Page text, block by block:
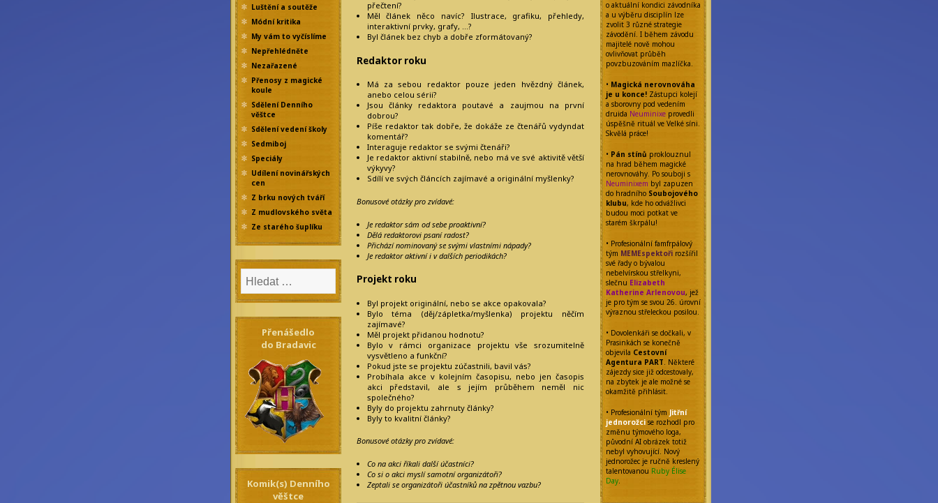
Luštění a soutěže
Módní kritika
My vám to vyčíslíme
Nepřehlédněte
Nezařazené
Přenosy z magické
koule
Sdělení Denního
věštce
Sdělení vedení školy
Sedmiboj
Speciály
Udílení novinářských
cen
Z brku nových tváří
Z mudlovského světa
Ze starého šuplíku
Přenášedlo
do Bradavic
Komik(s) Denního
věštce
přečtení?
Měl článek něco navíc? Ilustrace, grafiku, přehledy,
interaktivní prvky, grafy, …?
Byl článek bez chyb a dobře zformátovaný?
Redaktor roku
Má za sebou redaktor pouze jeden hvězdný článek,
anebo celou sérii?
Jsou články redaktora poutavé a zaujmou na první
dobrou?
Píše redaktor tak dobře, že dokáže ze čtenářů vydyndat
komentář?
Interaguje redaktor se svými čtenáři?
Je redaktor aktivní stabilně, nebo má ve své aktivitě větší
výkyvy?
Sdílí ve svých článcích zajímavé a originální myšlenky?
Bonusové otázky pro zvídavé:
Je redaktor sám od sebe proaktivní?
Dělá redaktorovi psaní radost?
Přichází nominovaný se svými vlastními nápady?
Je redaktor aktivní i v dalších periodikách?
Projekt roku
Byl projekt originální, nebo se akce opakovala?
Bylo téma (děj/zápletka/myšlenka) projektu něčím
zajímavé?
Měl projekt přidanou hodnotu?
Bylo v rámci organizace projektu vše srozumitelně
vysvětleno a funkční?
Pokud jste se projektu zúčastnili, bavil vás?
Probíhala akce v kolejním časopisu, nebo jen časopis
akci představil, ale s jejím průběhem neměl nic
společného?
Byly do projektu zahrnuty články?
Byly to kvalitní články?
Bonusové otázky pro zvídavé:
Co na akci říkali další účastníci?
Co si o akci myslí samotní organizátoři?
Zeptali se organizátoři účastníků na zpětnou vazbu?
o aktuální kondici závodníka
a u výběru disciplín lze
zvolit 3 různé strategie
závodění. I během závodu
majitelé nově mohou
ovlivňovat průběh
povzbuzováním mazlíčka.
• Magická nerovnováha
je u konce! Zástupci kolejí
a sborovny pod vedením
druida Neuminixe provedli
úspěšně rituál ve Velké síni.
Skvělá práce!
• Pán stínů proklouznul
na hrad během magické
nerovnováhy. Po souboji s
Neuminixem byl zapuzen
do hradního Soubojového
klubu, kde ho odvážlivci
budou moci potkat ve
starém škrpálu!
• Profesionální famfrpálový
tým MEMEspektoři rozšířil
své řady o bývalou
nebelvírskou střelkyni,
slečnu Elizabeth
Katherine Arlenovou, jež
je pro tým se svou 26. úrovní
výraznou střeleckou posilou.
• Dovolenkáři se dočkali, v
Prasinkách se konečně
objevila Cestovní
Agentura PART. Některé
zájezdy sice již odcestovaly,
na zbytek je ale možné se
okamžitě přihlásit.
• Profesionální tým Jitřní
jednorožci se rozhodl pro
změnu týmového loga,
původní AI obrázek totiž
nebyl vyhovující. Nový
jednorožec je ručně kreslený
talentovanou Ruby Élise
Day.